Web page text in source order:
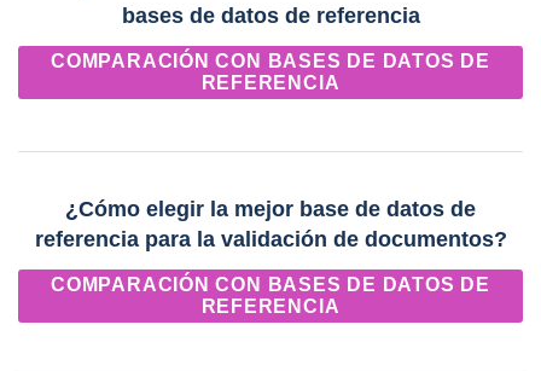
bases de datos de referencia
COMPARACIÓN CON BASES DE DATOS DE
REFERENCIA
¿Cómo elegir la mejor base de datos de
referencia para la validación de documentos?
COMPARACIÓN CON BASES DE DATOS DE
REFERENCIA